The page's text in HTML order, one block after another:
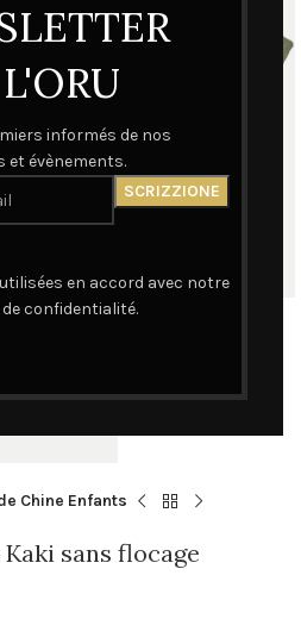
informés de nos
et évènements.
en accord avec notre
confidentialité.
Chine Enfants
sans flocage